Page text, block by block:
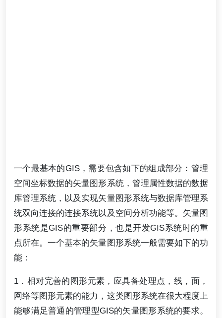
一个最基本的GIS，需要包含如下的组成部分：管理
空间坐标数据的矢量图形系统，管理属性数据的数据
库管理系统，以及实现矢量图形系统与数据库管理系
统双向连接的连接系统以及空间分析功能等。矢量图
形系统是GIS的重要部分，也是开发GIS系统时的重
点所在。一个基本的矢量图形系统一般需要如下的功
能：
1．相对完善的图形元素，应具备处理点，线，面，
网络等图形元素的能力，这类图形系统在很大程度上
能够满足普通的管理型GIS的矢量图形系统的要求。